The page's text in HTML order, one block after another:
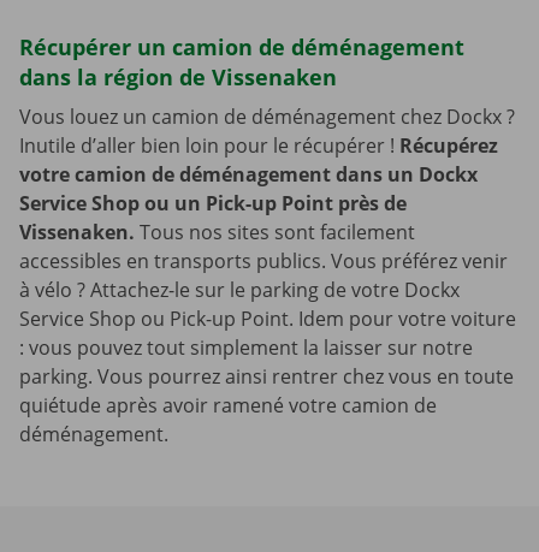
Récupérer un camion de déménagement
dans la région de Vissenaken
Vous louez un camion de déménagement chez Dockx ?
Inutile d’aller bien loin pour le récupérer ! Récupérez
votre camion de déménagement dans un Dockx
Service Shop ou un Pick-up Point près de
Vissenaken. Tous nos sites sont facilement
accessibles en transports publics. Vous préférez venir
à vélo ? Attachez-le sur le parking de votre Dockx
Service Shop ou Pick-up Point. Idem pour votre voiture
: vous pouvez tout simplement la laisser sur notre
parking. Vous pourrez ainsi rentrer chez vous en toute
quiétude après avoir ramené votre camion de
déménagement.